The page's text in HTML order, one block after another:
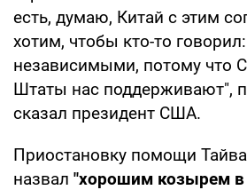
есть, думаю, Китай с этим
хотим, чтобы кто-то
независимыми, потому что
Штаты нас поддерживают",
сказал президент США.
Приостановку помощи
назвал "хорошим козырем в